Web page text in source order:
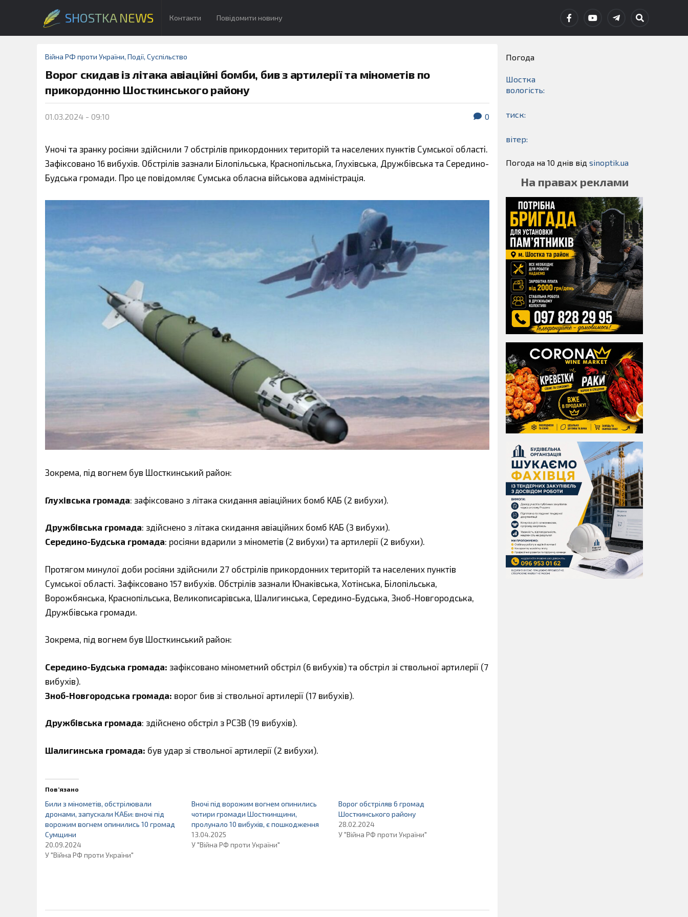
SHOSTKA NEWS Контакти Повідомити новину
Війна РФ проти України, Події, Суспільство
Ворог скидав із літака авіаційні бомби, бив з артилерії та мінометів по
прикордонню Шосткинського району
01.03.2024 - 09:10 0
Уночі та зранку росіяни здійснили 7 обстрілів прикордонних територій та населених пунктів Сумської області.
Зафіксовано 16 вибухів. Обстрілів зазнали Білопільська, Краснопільська, Глухівська, Дружбівська та Середино-
Будська громади. Про це повідомляє Сумська обласна військова адміністрація.
Зокрема, під вогнем був Шосткинський район:
Глухівська громада: зафіксовано з літака скидання авіаційних бомб КАБ (2 вибухи).
Дружбівська громада: здійснено з літака скидання авіаційних бомб КАБ (3 вибухи).
Середино-Будська громада: росіяни вдарили з мінометів (2 вибухи) та артилерії (2 вибухи).
Протягом минулої доби росіяни здійснили 27 обстрілів прикордонних територій та населених пунктів
Сумської області. Зафіксовано 157 вибухів. Обстрілів зазнали Юнаківська, Хотінська, Білопільська,
Ворожбянська, Краснопільська, Великописарівська, Шалигинська, Середино-Будська, Зноб-Новгородська,
Дружбівська громади.
Зокрема, під вогнем був Шосткинський район:
Середино-Будська громада: зафіксовано мінометний обстріл (6 вибухів) та обстріл зі ствольної артилерії (7
вибухів).
Зноб-Новгородська громада: ворог бив зі ствольної артилерії (17 вибухів).
Дружбівська громада: здійснено обстріл з РСЗВ (19 вибухів).
Шалигинська громада: був удар зі ствольної артилерії (2 вибухи).
Пов’язано
Били з мінометів, обстрілювали
дронами, запускали КАБи: вночі під
ворожим вогнем опинились 10 громад
Сумщини
20.09.2024
У "Війна РФ проти України"
Вночі під ворожим вогнем опинились
чотири громади Шосткинщини,
пролунало 10 вибухів, є пошкодження
13.04.2025
У "Війна РФ проти України"
Ворог обстріляв 6 громад
Шосткинського району
28.02.2024
У "Війна РФ проти України"
Погода
Шостка
вологість:
тиск:
вітер:
Погода на 10 днів від sinoptik.ua
На правах реклами